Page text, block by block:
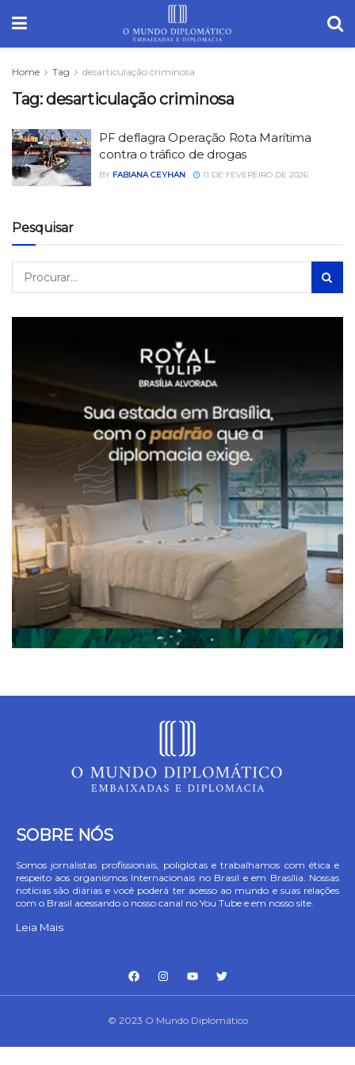
Home Tag desarticulação criminosa
Tag:desarticulação criminosa
PF deflagra Operação Rota Marítima
contra o tráfico de drogas
BY FABIANA CEYHAN 11 DE FEVEREIRO DE 2026
Pesquisar
SOBRE NÓS
Somos jornalistas profissionais, poliglotas e trabalhamos com ética e
respeito aos organismos Internacionais no Brasil e em Brasília. Nossas
notícias são diárias e você poderá ter acesso ao mundo e suas relações
com o Brasil acessando o nosso canal no You Tube e em nosso site.
Leia Mais
© 2023 O Mundo Diplomático